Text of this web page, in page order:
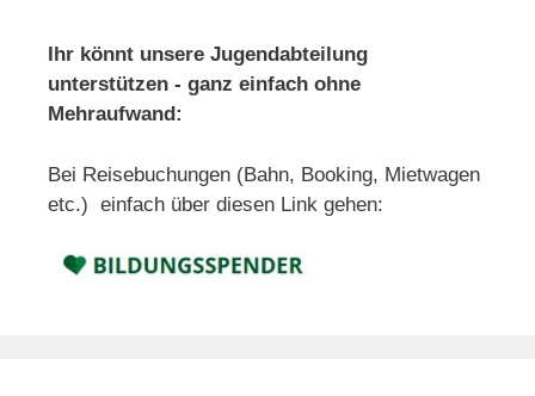
Ihr könnt unsere Jugendabteilung
unterstützen - ganz einfach ohne
Mehraufwand:
Bei Reisebuchungen (Bahn, Booking, Mietwagen
etc.) einfach über diesen Link gehen: